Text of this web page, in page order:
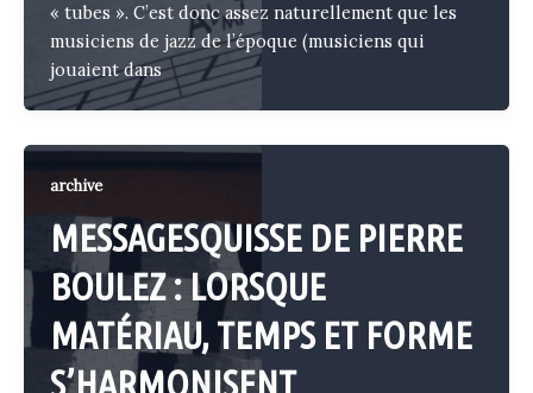
« tubes ». C’est donc assez naturellement que les
musiciens de jazz de l’époque (musiciens qui
jouaient dans
archive
MESSAGESQUISSE DE PIERRE
BOULEZ : LORSQUE
MATÉRIAU, TEMPS ET FORME
S’HARMONISENT